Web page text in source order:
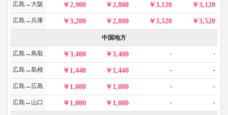
広島→大阪 2,900 2,800 3,120 3,120
広島→兵庫 3,200 2,800 3,520 3,520
中国地方
広島→鳥取 3,400 3,400 - -
広島→島根 1,440 1,440 - -
広島→広島 1,000 1,000 - -
広島→山口 1,000 1,000 - -